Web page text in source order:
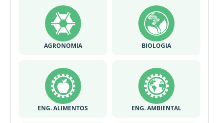
AGRONOMIA BIOLOGIA
ENG. ALIMENTOS ENG. AMBIENTAL